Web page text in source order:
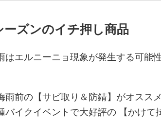
ーズンのイチ押し商品
はエルニーニョ現象が発生する可能
雨前の【サビ取り＆防錆】がオスス
バイクイベントで大好評の
【かけ